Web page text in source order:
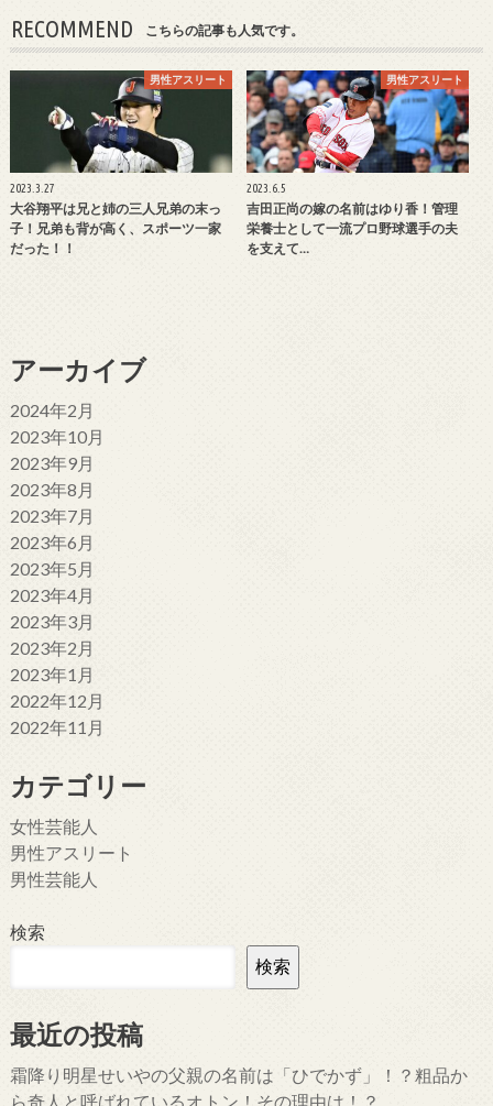
RECOMMEND こちらの記事も人気です。
男性アスリート
2023.3.27
大谷翔平は兄と姉の三人兄弟の末っ
子！兄弟も背が高く、スポーツ一家
だった！！
男性アスリート
2023.6.5
吉田正尚の嫁の名前はゆり香！管理
栄養士として一流プロ野球選手の夫
を支えて…
アーカイブ
2024年2月
2023年10月
2023年9月
2023年8月
2023年7月
2023年6月
2023年5月
2023年4月
2023年3月
2023年2月
2023年1月
2022年12月
2022年11月
カテゴリー
女性芸能人
男性アスリート
男性芸能人
検索
検索
最近の投稿
霜降り明星せいやの父親の名前は「ひでかず」！？粗品か
ら奇人と呼ばれているオトン！その理由は！？